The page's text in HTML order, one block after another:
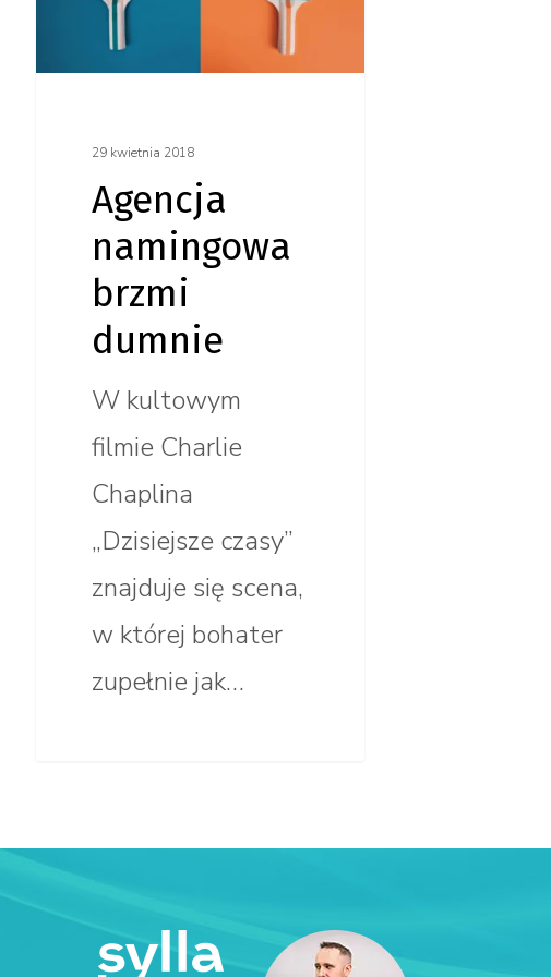
dumnie
29 kwietnia 2018
Agencja
namingowa
brzmi
dumnie
W kultowym
filmie Charlie
Chaplina
„Dzisiejsze czasy”
znajduje się scena,
w której bohater
zupełnie jak…